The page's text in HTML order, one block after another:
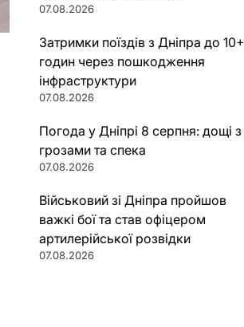
07.08.2026
Затримки поїздів з Дніпра до 10+
годин через пошкодження
інфраструктури
07.08.2026
Погода у Дніпрі 8 серпня: дощі з
грозами та спека
07.08.2026
Військовий зі Дніпра пройшов
важкі бої та став офіцером
артилерійської розвідки
07.08.2026